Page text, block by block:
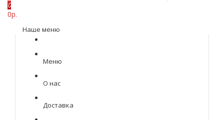
0
0р.
Наше меню
Меню
О нас
Доставка